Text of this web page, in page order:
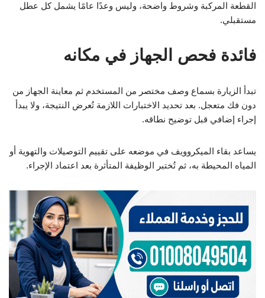
القطعة المركبة وشروط واضحة، وليس وعدًا عامًا يشمل كل عطل
مستقبلي.
فائدة فحص الجهاز في مكانه
تبدأ الزيارة بسماع وصف مختصر من المستخدم ثم معاينة الجهاز من
دون فك متعجل. بعد تحديد الاختبارات اللازمة تُعرض النتيجة، ولا يبدأ
إجراء إضافي قبل توضيح نطاقه.
يساعد بقاء الميكروويف في موضعه على تقييم التوصيلات والتهوية أو
المياه المحيطة به، ثم تُختبر الوظيفة المتأثرة بعد اعتماد الإجراء.